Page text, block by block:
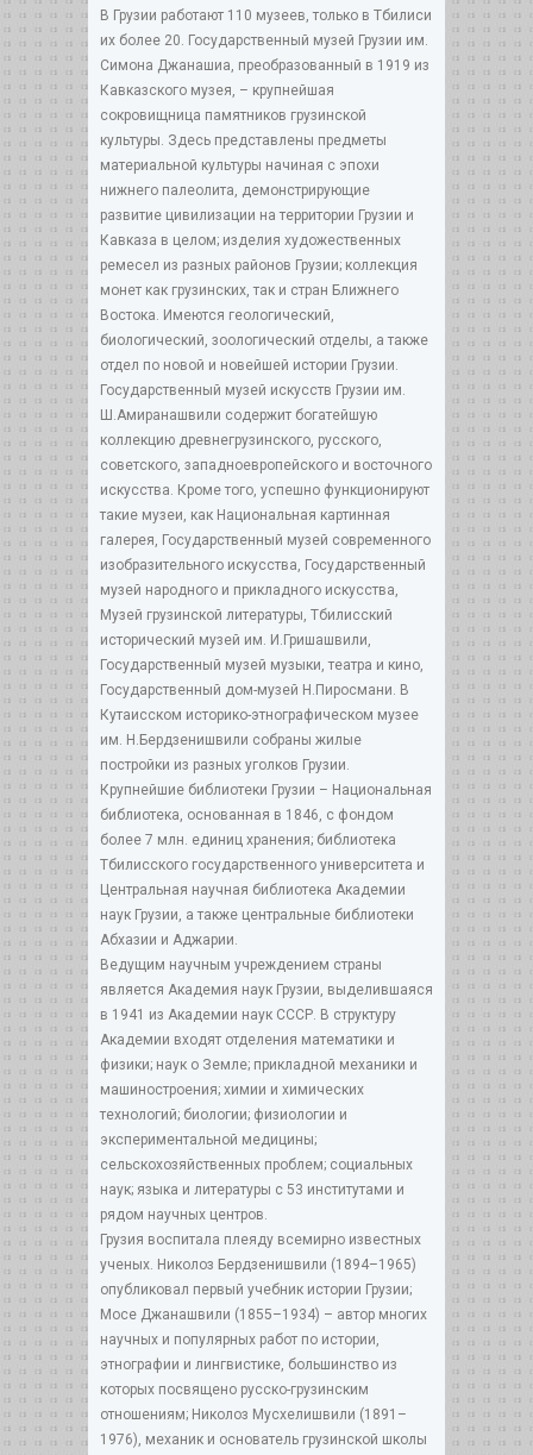
В Грузии работают 110 музеев, только в Тбилиси
их более 20. Государственный музей Грузии им.
Симона Джанашиа, преобразованный в 1919 из
Кавказского музея, – крупнейшая
сокровищница памятников грузинской
культуры. Здесь представлены предметы
материальной культуры начиная с эпохи
нижнего палеолита, демонстрирующие
развитие цивилизации на территории Грузии и
Кавказа в целом; изделия художественных
ремесел из разных районов Грузии; коллекция
монет как грузинских, так и стран Ближнего
Востока. Имеются геологический,
биологический, зоологический отделы, а также
отдел по новой и новейшей истории Грузии.
Государственный музей искусств Грузии им.
Ш.Амиранашвили содержит богатейшую
коллекцию древнегрузинского, русского,
советского, западноевропейского и восточного
искусства. Кроме того, успешно функционируют
такие музеи, как Национальная картинная
галерея, Государственный музей современного
изобразительного искусства, Государственный
музей народного и прикладного искусства,
Музей грузинской литературы, Тбилисский
исторический музей им. И.Гришашвили,
Государственный музей музыки, театра и кино,
Государственный дом-музей Н.Пиросмани. В
Кутаисском историко-этнографическом музее
им. Н.Бердзенишвили собраны жилые
постройки из разных уголков Грузии.
Крупнейшие библиотеки Грузии – Национальная
библиотека, основанная в 1846, с фондом
более 7 млн. единиц хранения; библиотека
Тбилисского государственного университета и
Центральная научная библиотека Академии
наук Грузии, а также центральные библиотеки
Абхазии и Аджарии.
Ведущим научным учреждением страны
является Академия наук Грузии, выделившаяся
в 1941 из Академии наук СССР. В структуру
Академии входят отделения математики и
физики; наук о Земле; прикладной механики и
машиностроения; химии и химических
технологий; биологии; физиологии и
экспериментальной медицины;
сельскохозяйственных проблем; социальных
наук; языка и литературы с 53 институтами и
рядом научных центров.
Грузия воспитала плеяду всемирно известных
ученых. Николоз Бердзенишвили (1894–1965)
опубликовал первый учебник истории Грузии;
Мосе Джанашвили (1855–1934) – автор многих
научных и популярных работ по истории,
этнографии и лингвистике, большинство из
которых посвящено русско-грузинским
отношениям; Николоз Мусхелишвили (1891–
1976), механик и основатель грузинской школы